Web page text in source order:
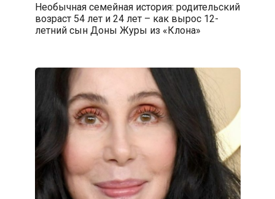
Необычная семейная история: родительский
возраст 54 лет и 24 лет – как вырос 12-
летний сын Доны Журы из «Клона»